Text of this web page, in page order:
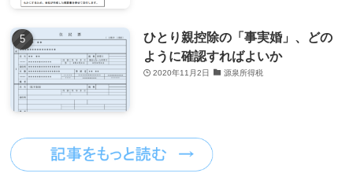
ひとり親控除の「事実婚」、どの
ように確認すればよいか
2020年11月2日 源泉所得税